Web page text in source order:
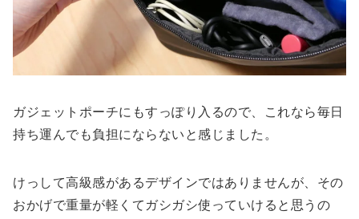
ガジェットポーチにもすっぽり入るので、これなら毎日
持ち運んでも負担にならないと感じました。
けっして高級感があるデザインではありませんが、その
おかげで重量が軽くてガシガシ使っていけると思うの